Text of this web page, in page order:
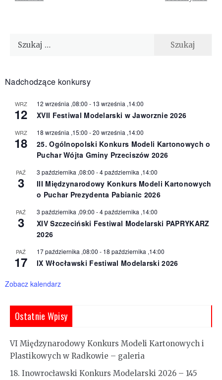
Szukaj:
Nadchodzące konkursy
WRZ
12
12 września ,08:00 - 13 września ,14:00
XVII Festiwal Modelarski w Jaworznie 2026
WRZ
18
18 września ,15:00 -20 września ,14:00
25. Ogólnopolski Konkurs Modeli Kartonowych o
Puchar Wójta Gminy Przeciszów 2026
PAŹ
3
3 października ,08:00 -4 października ,14:00
III Międzynarodowy Konkurs Modeli Kartonowych
o Puchar Prezydenta Pabianic 2026
PAŹ
3
3 października ,09:00 -4 października ,14:00
XIV Szczeciński Festiwal Modelarski PAPRYKARZ
2026
PAŹ
17
17 października ,08:00 - 18 października ,14:00
IX Włocławski Festiwal Modelarski 2026
Zobacz kalendarz
Ostatnie Wpisy
VI Międzynarodowy Konkurs Modeli Kartonowych i
Plastikowych w Radkowie – galeria
18. Inowrocławski Konkurs Modelarski 2026 – 145